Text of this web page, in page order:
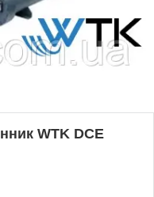
WTK DCE